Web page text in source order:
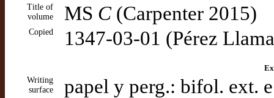
Title of
volume
MS C(Carpenter 2015)
Copied 1347-03-01 (Pérez
Writing
surface
papel y perg.: bifol. ext.